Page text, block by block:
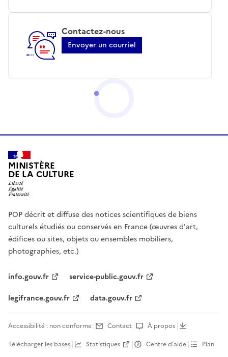
Contactez-nous
Envoyer un courriel
MINISTÈRE
DE LA CULTURE
POP décrit et diffuse des notices scientifiques de biens
culturels étudiés ou conservés en France (œuvres d'art,
édifices ou sites, objets ou ensembles mobiliers,
photographies, etc.)
info.gouv.fr
service-public.gouv.fr
legifrance.gouv.fr
data.gouv.fr
Accessibilité : non conforme Contact
À propos
Télécharger les bases
Statistiques Centre d’aide
Plan